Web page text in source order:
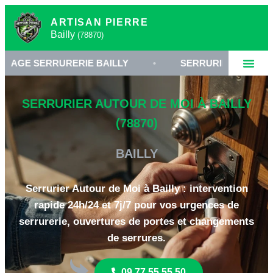
ARTISAN PIERRE
Bailly (78870)
BAILLY • SERRURIER 78870 YVELINES
SERRURIER AUTOUR DE MOI À BAILLY
(78870)
BAILLY
Serrurier Autour de Moi à Bailly : intervention
rapide 24h/24 et 7j/7 pour vos urgences de
serrurerie, ouvertures de portes et changements
de serrures.